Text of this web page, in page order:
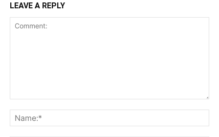
LEAVE A REPLY